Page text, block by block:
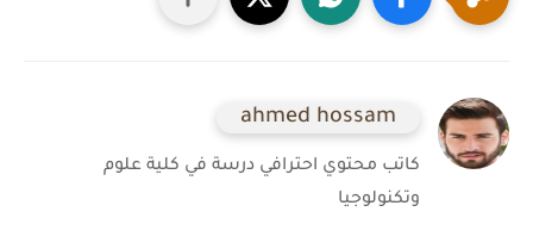
ahmed hossam
كاتب محتوي احترافي درسة في كلية علوم
وتكنولوجيا